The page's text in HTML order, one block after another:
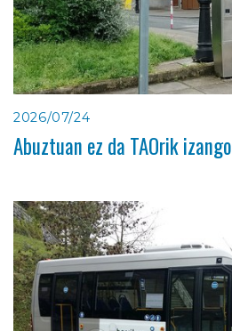
2026/07/24
Abuztuan ez da TAOrik izango